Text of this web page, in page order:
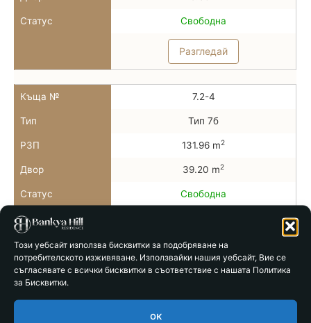
Този уебсайт използва бисквитки за подобряване на
потребителското изживяване. Използвайки нашия уебсайт, Вие се
съгласявате с всички бисквитки в съответствие с нашата Политика
за Бисквитки.
ок
Статус Свободна
Разгледай
Къща № 7.2-4
Тип Тип 7б
РЗП 131.96 m2
Двор 39.20 m2
Статус Свободна
Къща № 7.2-5